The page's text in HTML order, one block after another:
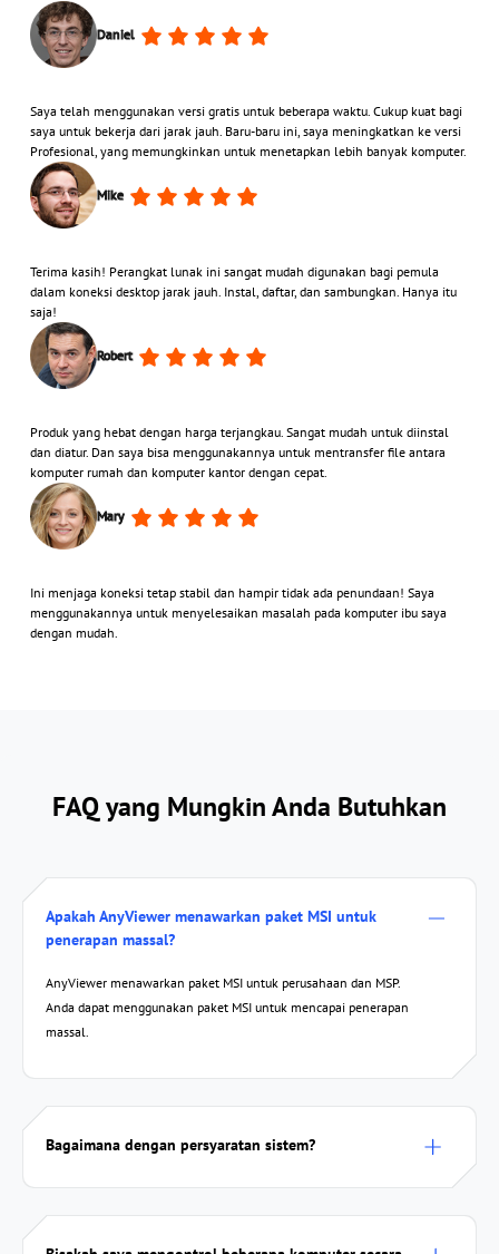
Daniel
Saya telah menggunakan versi gratis untuk beberapa waktu. Cukup kuat bagi
saya untuk bekerja dari jarak jauh. Baru-baru ini, saya meningkatkan ke versi
Profesional, yang memungkinkan untuk menetapkan lebih banyak komputer.
Mike
Terima kasih! Perangkat lunak ini sangat mudah digunakan bagi pemula
dalam koneksi desktop jarak jauh. Instal, daftar, dan sambungkan. Hanya itu
saja!
Robert
Produk yang hebat dengan harga terjangkau. Sangat mudah untuk diinstal
dan diatur. Dan saya bisa menggunakannya untuk mentransfer file antara
komputer rumah dan komputer kantor dengan cepat.
Mary
Ini menjaga koneksi tetap stabil dan hampir tidak ada penundaan! Saya
menggunakannya untuk menyelesaikan masalah pada komputer ibu saya
dengan mudah.
FAQ yang Mungkin Anda Butuhkan
Apakah AnyViewer menawarkan paket MSI untuk
penerapan massal?
AnyViewer menawarkan paket MSI untuk perusahaan dan MSP.
Anda dapat menggunakan paket MSI untuk mencapai penerapan
massal.
Bagaimana dengan persyaratan sistem?